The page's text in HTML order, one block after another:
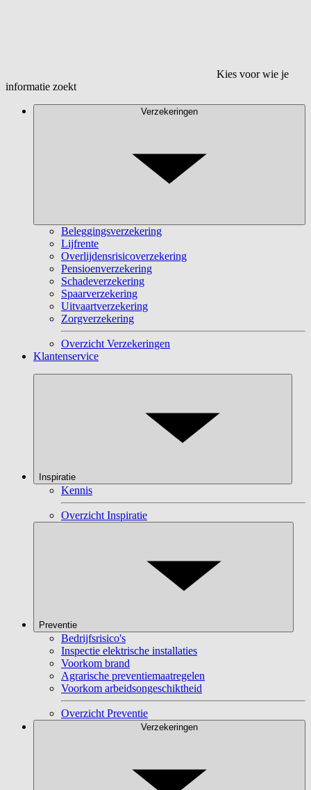
Kies voor wie je
informatie zoekt
Verzekeringen
Beleggingsverzekering
Lijfrente
Overlijdensrisicoverzekering
Pensioenverzekering
Schadeverzekering
Spaarverzekering
Uitvaartverzekering
Zorgverzekering
Overzicht Verzekeringen
Klantenservice
Inspiratie
Kennis
Overzicht Inspiratie
Preventie
Bedrijfsrisico's
Inspectie elektrische installaties
Voorkom brand
Agrarische preventiemaatregelen
Voorkom arbeidsongeschiktheid
Overzicht Preventie
Verzekeringen